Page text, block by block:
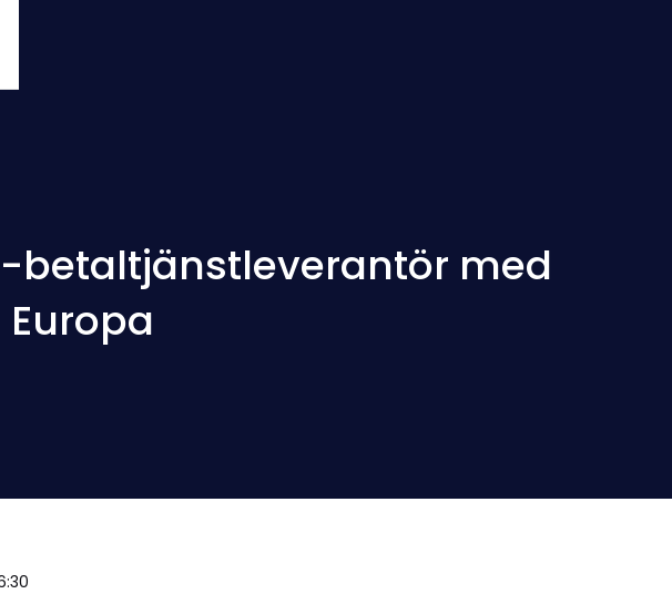
betaltjänstleverantör med